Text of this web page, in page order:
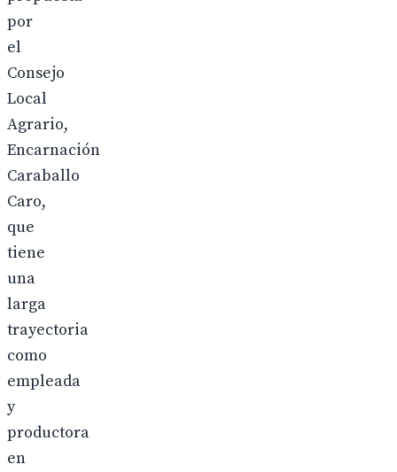
por
el
Consejo
Local
Agrario,
Encarnación
Caraballo
Caro,
que
tiene
una
larga
trayectoria
como
empleada
y
productora
en